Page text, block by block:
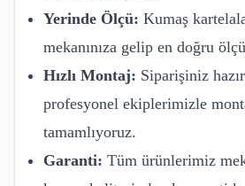
Yerinde Ölçü: Kumaş
mekanınıza gelip en doğru
Hızlı Montaj: Siparişiniz
profesyonel ekiplerimizle
tamamlıyoruz.
Garanti: Tüm ürünlerimiz